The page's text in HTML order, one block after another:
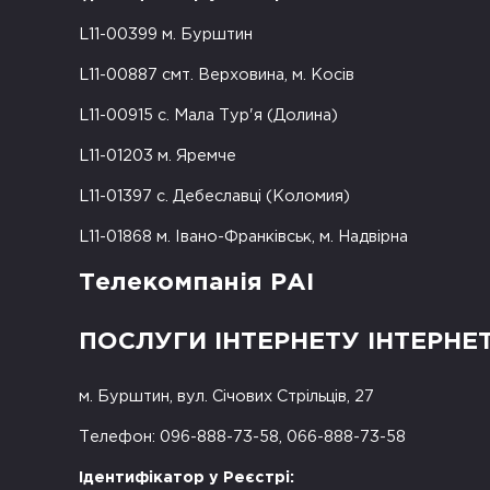
L11-00399 м. Бурштин
L11-00887 смт. Верховина, м. Косів
L11-00915 с. Мала Тур'я (Долина)
L11-01203 м. Яремче
L11-01397 с. Дебеславці (Коломия)
L11-01868 м. Івано-Франківськ, м. Надвірна
Телекомпанія РАІ
ПОСЛУГИ ІНТЕРНЕТУ
м. Бурштин, вул. Січових Стрільців, 27
Телефон: 096-888-73-58, 066-888-73-58
Ідентифікатор у Реєстрі: